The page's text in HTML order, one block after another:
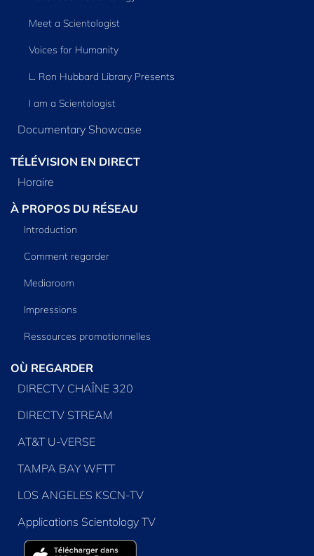
Meet a Scientologist
Voices for Humanity
L. Ron Hubbard Library Presents
I am a Scientologist
Documentary Showcase
TÉLÉVISION EN DIRECT
Horaire
À PROPOS DU RÉSEAU
Introduction
Comment regarder
Mediaroom
Impressions
Ressources promotionnelles
OÙ REGARDER
DIRECTV CHAÎNE 320
DIRECTV STREAM
AT&T U-VERSE
TAMPA BAY WFTT
LOS ANGELES KSCN-TV
Applications Scientology TV